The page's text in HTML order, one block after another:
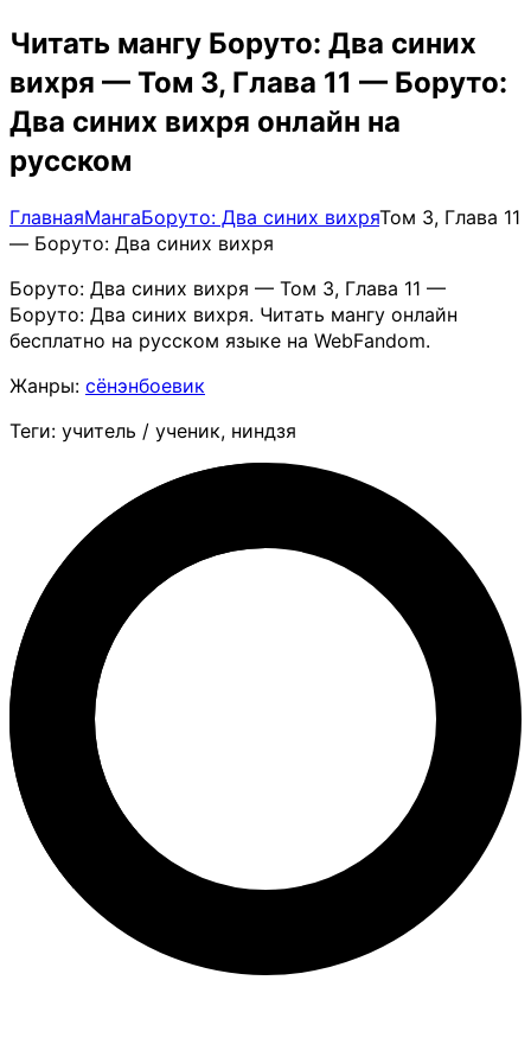
Читать мангу Боруто: Два синих
вихря — Том 3, Глава 11 — Боруто:
Два синих вихря онлайн на
русском
ГлавнаяМангаБоруто: Два синих вихряТом 3, Глава 11
— Боруто: Два синих вихря
Боруто: Два синих вихря — Том 3, Глава 11 —
Боруто: Два синих вихря. Читать мангу онлайн
бесплатно на русском языке на WebFandom.
Жанры: сёнэнбоевик
Теги: учитель / ученик, ниндзя